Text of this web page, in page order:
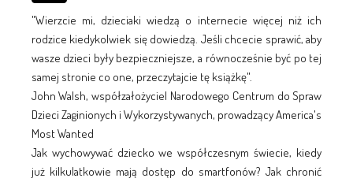
"Wierzcie mi, dzieciaki wiedzą o internecie więcej niż ich
rodzice kiedykolwiek się dowiedzą. Jeśli chcecie sprawić, aby
wasze dzieci były bezpieczniejsze, a równocześnie być po tej
samej stronie co one, przeczytajcie tę książkę".
John Walsh, współzałożyciel Narodowego Centrum do Spraw
Dzieci Zaginionych i Wykorzystywanych, prowadzący America's
Most Wanted
Jak wychowywać dziecko we współczesnym świecie, kiedy
już kilkulatkowie mają dostęp do smartfonów? Jak chronić